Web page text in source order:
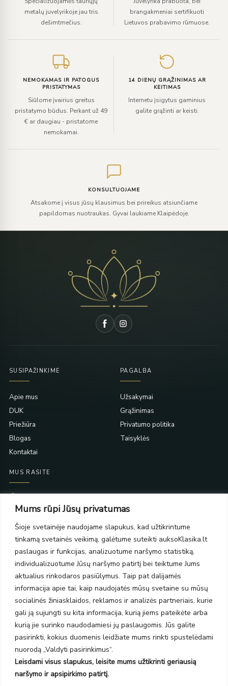
Mums rūpi Jūsų privatumas
Šioje svetainėje naudojame slapukus, kad užtikrintume
tinkamą svetainės veikimą, galėtume suteikti auksoKlasika.lt
paslaugas ir funkcijas, analizuotume naršymo statistiką,
individualizuotume Jūsų naršymo patirtį bei teiktume Jums
aktualius rinkodaros pasiūlymus. Taip pat dalijamės
informacija apie tai, kaip naudojatės mūsų svetaine su mūsų
socialinės žiniasklaidos, reklamos ir analizės partneriais, kurie
gali ją sujungti su kita informacija, kurią jiems pateikėte arba
kurią jie surinko naudodamiesi jų paslaugomis. Jūs galite
pasirinkti, kokius duomenis leidžiate mums rinkti spustelėdami
nuorodą „Valdyti pasirinkimus“.
Leisdami visus slapukus, leisite mums užtikrinti geriausią
naršymo ir apsipirkimo patirtį.
metalų juvelyrikoje jau tris
dešimtmečius.
brangakmeniai sertifikuoti
Lietuvos prabavimo rūmuose.
NEMOKAMAS IR PATOGUS
PRISTATYMAS
Siūlome įvairius greitus
pristatymo būdus. Perkant už 49
€ ar daugiau - pristatome
nemokamai.
14 DIENŲ GRĄŽINIMAS AR
KEITIMAS
Internetu įsigytus gaminius
galite grąžinti ar keisti.
KONSULTUOJAME
Atsakome į visus jūsų klausimus bei prireikus atsiunčiame
papildomas nuotraukas. Gyvai laukiame Klaipėdoje.
SUSIPAŽINKIME
Apie mus
DUK
Priežiūra
Blogas
Kontaktai
PAGALBA
Užsakymai
Grąžinimas
Privatumo politika
Taisyklės
MUS RASITE
PC Molas, Klaipėda
PC BIG 2, Klaipėda
Šilutės pl. 35
PC Banginis, Klaipėda
NAUJIENLAIŠKIS
Prenumeruokite ir gaukite pasiūlymus, naujienas bei riboto
leidimo kolekcijas.
SIŲSTI